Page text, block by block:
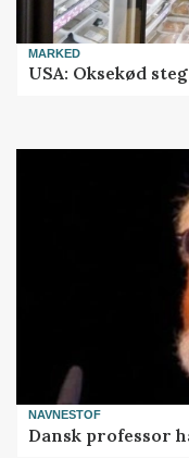
MARKED
USA: Oksekød
NAVNESTOF
Dansk professor